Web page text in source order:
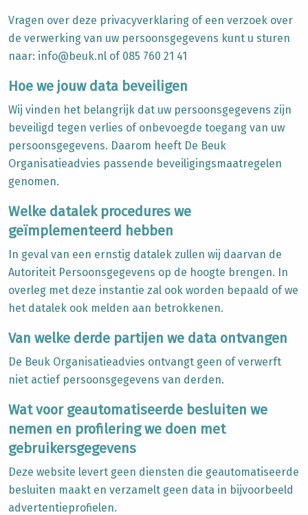
Vragen over deze privacyverklaring of een verzoek over
de verwerking van uw persoonsgegevens kunt u sturen
naar: info@beuk.nl of 085 760 21 41
Hoe we jouw data beveiligen
Wij vinden het belangrijk dat uw persoonsgegevens zijn
beveiligd tegen verlies of onbevoegde toegang van uw
persoonsgegevens. Daarom heeft De Beuk
Organisatieadvies passende beveiligingsmaatregelen
genomen.
Welke datalek procedures we
geïmplementeerd hebben
In geval van een ernstig datalek zullen wij daarvan de
Autoriteit Persoonsgegevens op de hoogte brengen. In
overleg met deze instantie zal ook worden bepaald of we
het datalek ook melden aan betrokkenen.
Van welke derde partijen we data ontvangen
De Beuk Organisatieadvies ontvangt geen of verwerft
niet actief persoonsgegevens van derden.
Wat voor geautomatiseerde besluiten we
nemen en profilering we doen met
gebruikersgegevens
Deze website levert geen diensten die geautomatiseerde
besluiten maakt en verzamelt geen data in bijvoorbeeld
advertentieprofielen.